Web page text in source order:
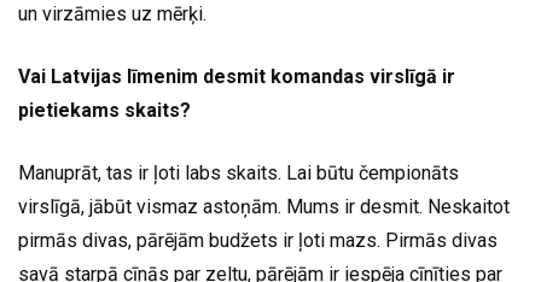
un virzāmies uz mērķi.
Vai Latvijas līmenim desmit komandas virslīgā ir
pietiekams skaits?
Manuprāt, tas ir ļoti labs skaits. Lai būtu čempionāts
virslīgā, jābūt vismaz astoņām. Mums ir desmit. Neskaitot
pirmās divas, pārējām budžets ir ļoti mazs. Pirmās divas
savā starpā cīnās par zeltu, pārējām ir iespēja cīnīties par